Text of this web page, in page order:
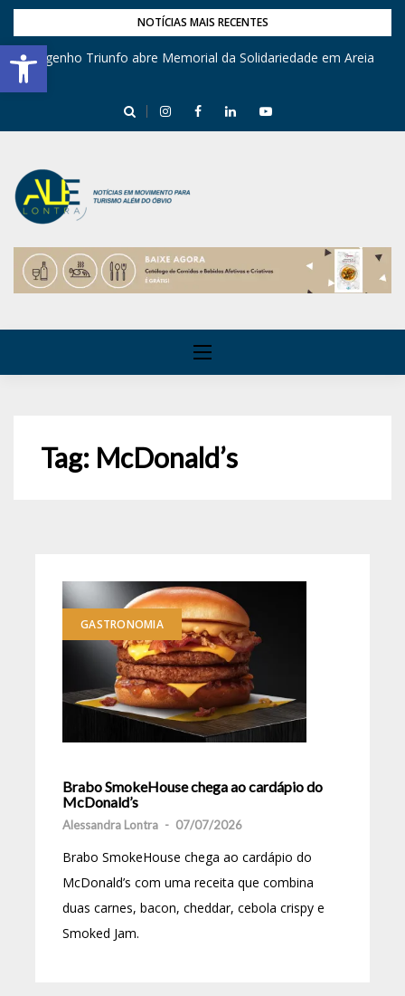
Barra de Ferramentas Aberta
NOTÍCIAS MAIS RECENTES
Engenho Triunfo abre Memorial da Solidariedade em Areia
Tag: McDonald’s
GASTRONOMIA
Brabo SmokeHouse chega ao cardápio do
McDonald’s
Alessandra Lontra - 07/07/2026
Brabo SmokeHouse chega ao cardápio do
McDonald’s com uma receita que combina
duas carnes, bacon, cheddar, cebola crispy e
Smoked Jam.